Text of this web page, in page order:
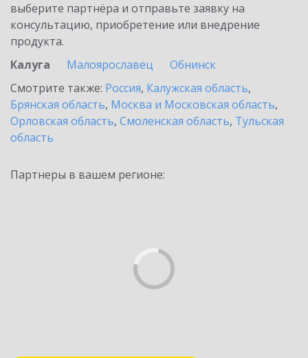
выберите партнёра и отправьте заявку на
консультацию, приобретение или внедрение
продукта.
Калуга
Малоярославец
Обнинск
Смотрите также: Россия, Калужская область,
Брянская область, Москва и Московская область,
Орловская область, Смоленская область, Тульская
область
Партнеры в вашем регионе: